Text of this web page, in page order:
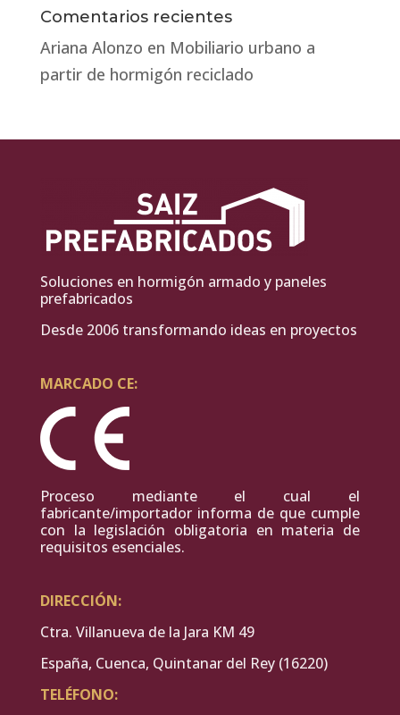
Comentarios recientes
Ariana Alonzo en Mobiliario urbano a
partir de hormigón reciclado
Soluciones en hormigón armado y paneles
prefabricados
Desde 2006 transformando ideas en proyectos
MARCADO CE:
Proceso mediante el cual el
fabricante/importador informa de que cumple
con la legislación obligatoria en materia de
requisitos esenciales.
DIRECCIÓN:
Ctra. Villanueva de la Jara KM 49
España, Cuenca, Quintanar del Rey (16220)
TELÉFONO: